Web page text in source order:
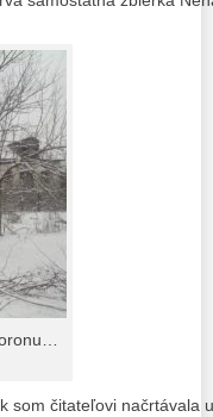
som čitateľovi načrtávala